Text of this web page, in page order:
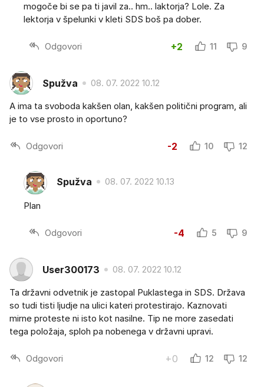
mogoče bi se pa ti javil za.. hm.. laktorja? Lole. Za
lektorja v špelunki v kleti SDS boš pa dober.
Odgovori +2 11 9
Spužva 08. 07. 2022 10.12
A ima ta svoboda kakšen olan, kakšen politični program, ali
je to vse prosto in oportuno?
Odgovori -2 10 12
Spužva 08. 07. 2022 10.13
Plan
Odgovori -4 5 9
User300173 08. 07. 2022 10.12
Ta državni odvetnik je zastopal Puklastega in SDS. Država
so tudi tisti ljudje na ulici kateri protestirajo. Kaznovati
mirne proteste ni isto kot nasilne. Tip ne more zasedati
tega položaja, sploh pa nobenega v državni upravi.
Odgovori +0 12 12